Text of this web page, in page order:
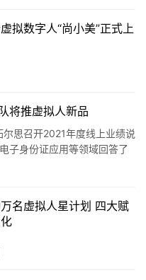
拟数字人“尚小美”正式上
将推虚拟人新品
思召开2021年度线上业绩说
子身份证应用等领域回答了
订单充足，今年将在…
名虚拟人星计划 四大赋